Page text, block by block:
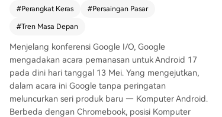
an mahal di perangkat pengguna. AI PC saat ini
tambahan, yang kebanyakan tetap mengandalk
an cloud. Dengan keterbatasan daya komputasi
lokal pada PC konsumen, penulis mempertanyak
an nilai tambah perangkat keras AI yang mahal j
ika tugas berat tetap dikirim ke cloud. Konsep "k
omputer cloud" dianggap lebih cocok untuk era
AI dibandingkan game cloud yang sensitif laten
#Perangkat Keras #Persaingan Pasar
#Tren Masa Depan
Menjelang konferensi Google I/O, Google
mengadakan acara pemanasan untuk Android 17
pada dini hari tanggal 13 Mei. Yang mengejutkan,
dalam acara ini Google tanpa peringatan
meluncurkan seri produk baru — Komputer Android.
Berbeda dengan Chromebook, posisi Komputer